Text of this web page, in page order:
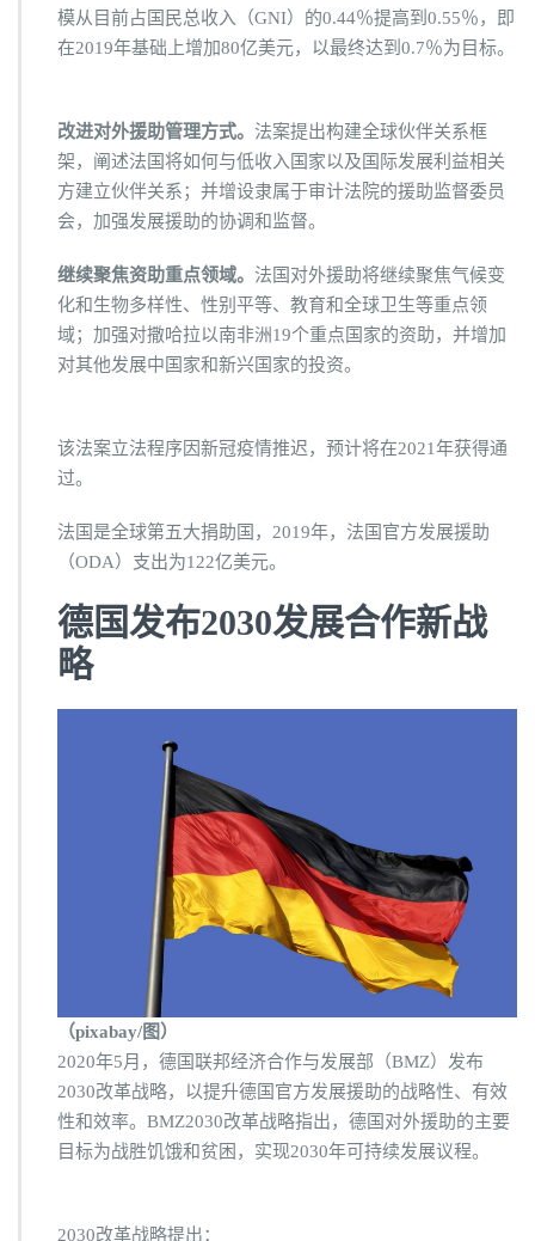
模从目前占国民总收入（GNI）的0.44％提高到0.55％，即
在2019年基础上增加80亿美元，以最终达到0.7％为目标。
改进对外援助管理方式。 法案提出构建全球伙伴关系框
架，阐述法国将如何与低收入国家以及国际发展利益相关
方建立伙伴关系；并增设隶属于审计法院的援助监督委员
会，加强发展援助的协调和监督。
继续聚焦资助重点领域。 法国对外援助将继续聚焦气候变
化和生物多样性、性别平等、教育和全球卫生等重点领
域；加强对撒哈拉以南非洲19个重点国家的资助，并增加
对其他发展中国家和新兴国家的投资。
该法案立法程序因新冠疫情推迟，预计将在2021年获得通
过。
法国是全球第五大捐助国，2019年，法国官方发展援助
（ODA）支出为122亿美元。
德国发布2030发展合作新战
略
（pixabay/图）
2020年5月，德国联邦经济合作与发展部（BMZ）发布
2030改革战略，以提升德国官方发展援助的战略性、有效
性和效率。BMZ2030改革战略指出，德国对外援助的主要
目标为战胜饥饿和贫困，实现2030年可持续发展议程。
2030改革战略提出：